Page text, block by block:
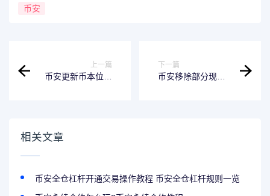
币安
上一篇
币安更新币本位合
下一篇
币安移除部分现货
相关文章
币安全仓杠杆开通交易操作教程 币安全仓杠杆规则一览